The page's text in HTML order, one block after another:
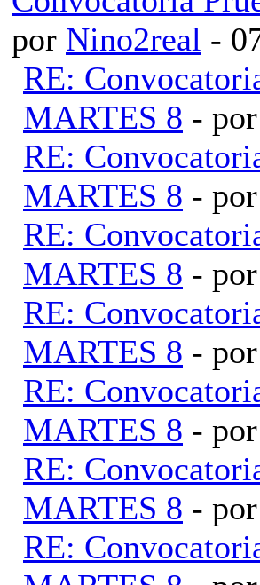
por Nino2real -
RE:
MARTES 8 - por
RE:
MARTES 8 - por
RE:
MARTES 8 - por
RE:
MARTES 8 - por
RE:
MARTES 8 - por
RE:
MARTES 8 - por
RE: